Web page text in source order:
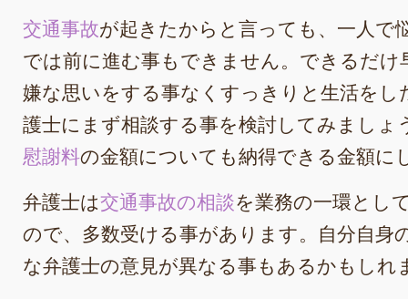
交通事故が起きたからと言っても、一人で
では前に進む事もできません。できるだけ
嫌な思いをする事なくすっきりと生活をし
護士にまず相談する事を検討してみましょ
慰謝料の金額についても納得できる金額に
弁護士は交通事故の相談を業務の一環とし
ので、多数受ける事があります。自分自身
な弁護士の意見が異なる事もあるかもしれ